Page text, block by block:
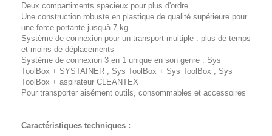
Deux compartiments spacieux pour plus d'ordre
Une construction robuste en plastique de qualité supérieure pour
une force portante jusquà 7 kg
Système de connexion pour un transport multiple : plus de temps
et moins de déplacements
Système de connexion 3 en 1 unique en son genre : Sys
ToolBox + SYSTAINER ; Sys ToolBox + Sys ToolBox ; Sys
ToolBox + aspirateur CLEANTEX
Pour transporter aisément outils, consommables et accessoires
Caractéristiques techniques :